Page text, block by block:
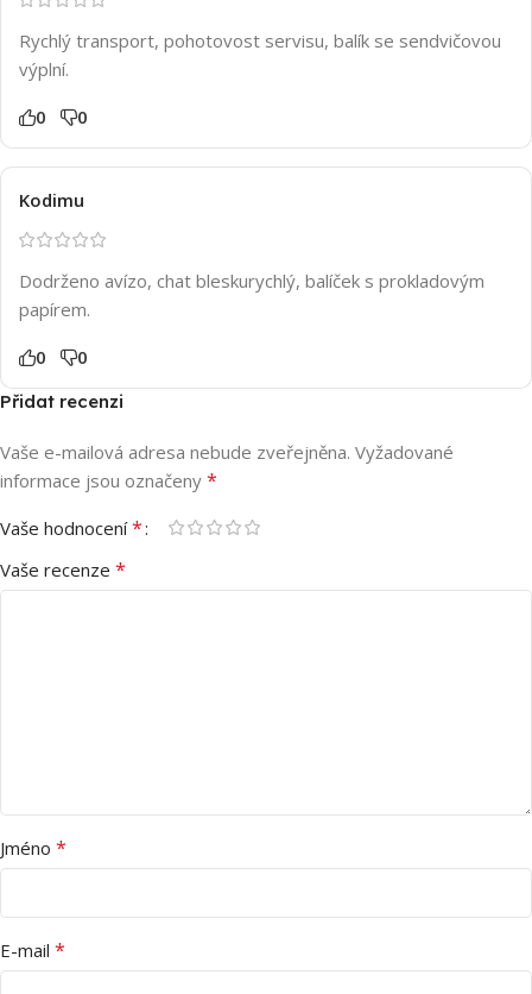
Rychlý transport, pohotovost servisu, balík se sendvičovou
výplní.
0 0
Kodimu
Dodrženo avízo, chat bleskurychlý, balíček s prokladovým
papírem.
0 0
Přidat recenzi
Vaše e-mailová adresa nebude zveřejněna. Vyžadované
informace jsou označeny *
Vaše hodnocení*
Vaše recenze *
Jméno *
E-mail *